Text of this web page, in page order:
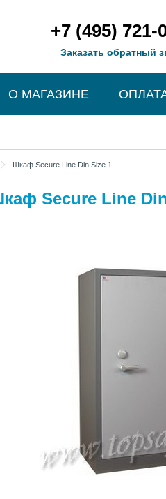
+7 (495) 721-
Заказать обратный
О МАГАЗИНЕ
Шкаф Secure Line Din Size 1
Secure Line